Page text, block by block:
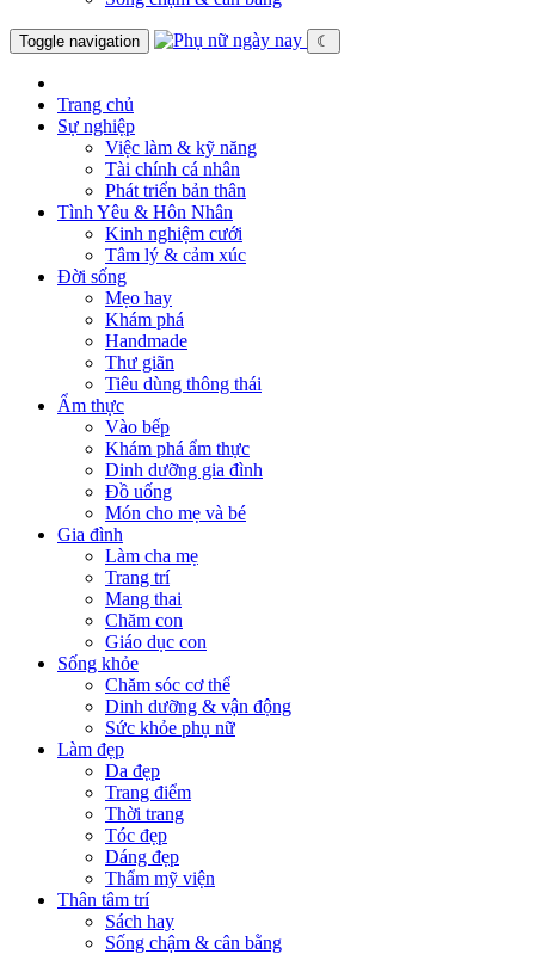
Toggle navigation ☾
Trang chủ
Sự nghiệp
Việc làm & kỹ năng
Tài chính cá nhân
Phát triển bản thân
Tình Yêu & Hôn Nhân
Kinh nghiệm cưới
Tâm lý & cảm xúc
Đời sống
Mẹo hay
Khám phá
Handmade
Thư giãn
Tiêu dùng thông thái
Ẩm thực
Vào bếp
Khám phá ẩm thực
Dinh dưỡng gia đình
Đồ uống
Món cho mẹ và bé
Gia đình
Làm cha mẹ
Trang trí
Mang thai
Chăm con
Giáo dục con
Sống khỏe
Chăm sóc cơ thể
Dinh dưỡng & vận động
Sức khỏe phụ nữ
Làm đẹp
Da đẹp
Trang điểm
Thời trang
Tóc đẹp
Dáng đẹp
Thẩm mỹ viện
Thân tâm trí
Sách hay
Sống chậm & cân bằng